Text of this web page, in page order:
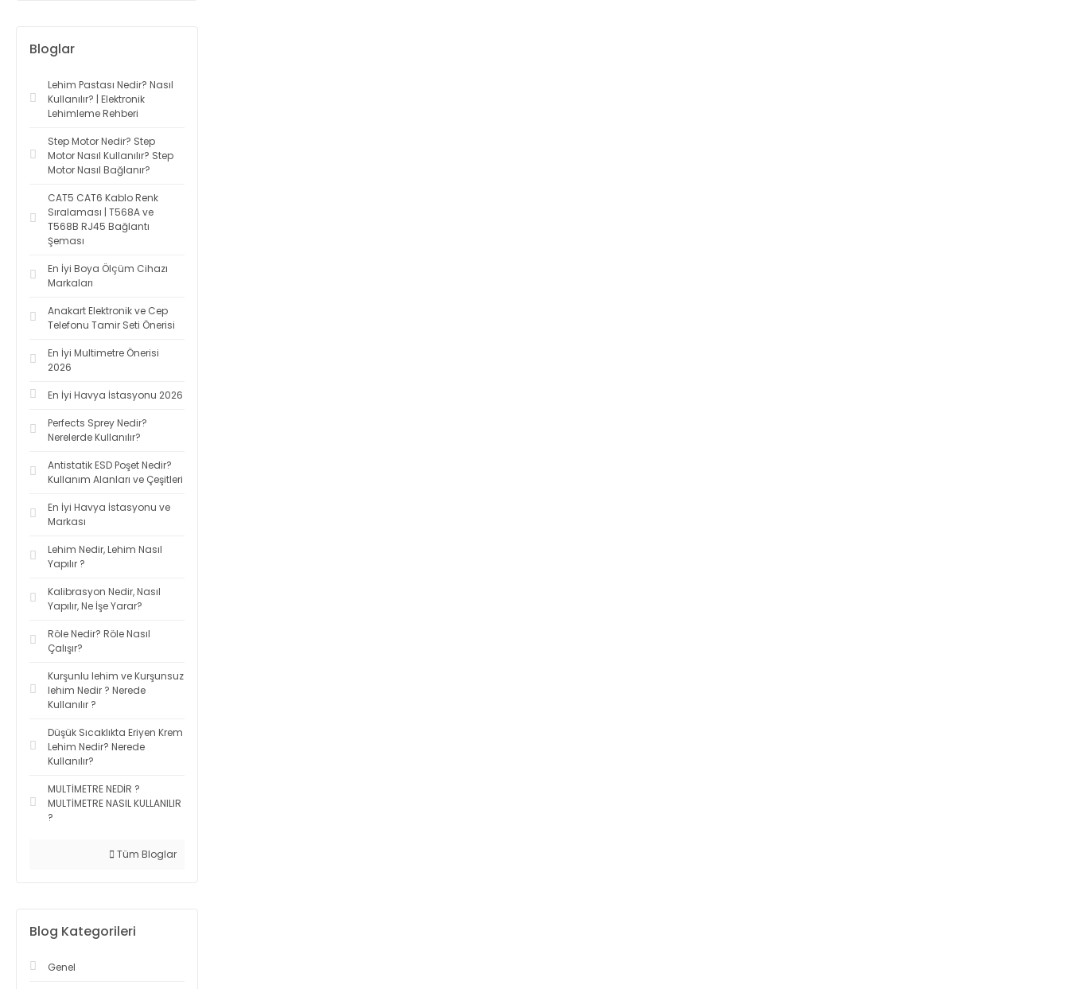
Bloglar
Lehim Pastası Nedir? Nasıl
Kullanılır? | Elektronik
Lehimleme Rehberi
Step Motor Nedir? Step
Motor Nasıl Kullanılır? Step
Motor Nasıl Bağlanır?
CAT5 CAT6 Kablo Renk
Sıralaması | T568A ve
T568B RJ45 Bağlantı
Şeması
En İyi Boya Ölçüm Cihazı
Markaları
Anakart Elektronik ve Cep
Telefonu Tamir Seti Önerisi
En İyi Multimetre Önerisi
2026
En İyi Havya İstasyonu 2026
Perfects Sprey Nedir?
Nerelerde Kullanılır?
Antistatik ESD Poşet Nedir?
Kullanım Alanları ve Çeşitleri
En İyi Havya İstasyonu ve
Markası
Lehim Nedir, Lehim Nasıl
Yapılır ?
Kalibrasyon Nedir, Nasıl
Yapılır, Ne İşe Yarar?
Röle Nedir? Röle Nasıl
Çalışır?
Kurşunlu lehim ve Kurşunsuz
lehim Nedir ? Nerede
Kullanılır ?
Düşük Sıcaklıkta Eriyen Krem
Lehim Nedir? Nerede
Kullanılır?
MULTİMETRE NEDİR ?
MULTİMETRE NASIL KULLANILIR
?
Tüm Bloglar
Blog Kategorileri
Genel